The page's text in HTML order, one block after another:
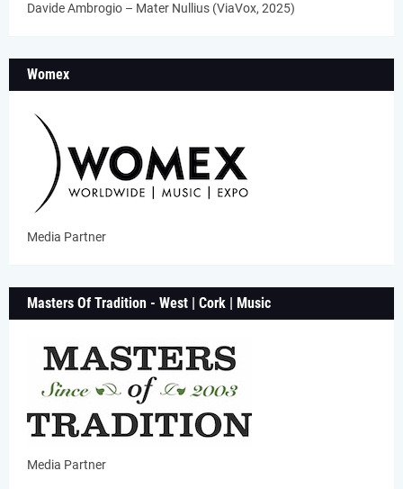
Davide Ambrogio – Mater Nullius (ViaVox, 2025)
Womex
Media Partner
Masters Of Tradition - West | Cork | Music
Media Partner